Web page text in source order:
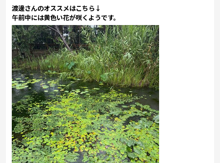
渡邊さんのオススメはこちら↓
午前中には黄色い花が咲くようです。